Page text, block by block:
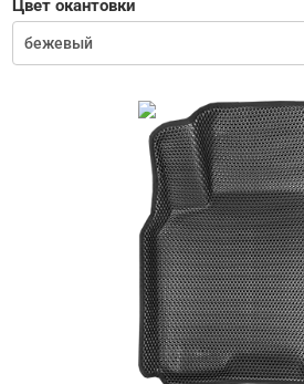
Цвет окантовки